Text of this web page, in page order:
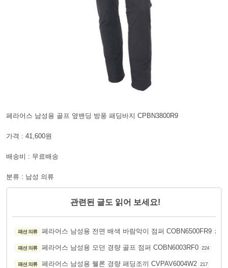
페라어스 남성용 골프 옆밴딩 방풍 패딩바지 CPBN3800R9
가격 : 41,600원
배송비 : 무료배송
분류 : 남성 의류
관련된 글도 읽어 보세요!
패션 의류 페라어스 남성용 전면 배색 바람막이 점퍼 COBN6500FR9 237
패션 의류 페라어스 남성용 모던 경량 골프 점퍼 COBN6003RF0 224
패션 의류 페라어스 남성용 웰론 경량 패딩조끼 CVPAV6004W2 217